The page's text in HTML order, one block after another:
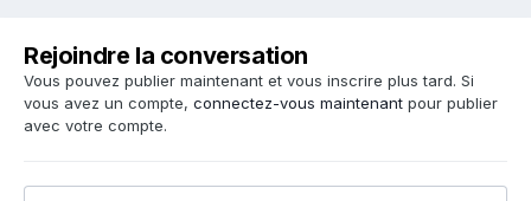
Rejoindre la conversation
Vous pouvez publier maintenant et vous inscrire plus tard. Si
vous avez un compte, connectez-vous maintenant pour publier
avec votre compte.